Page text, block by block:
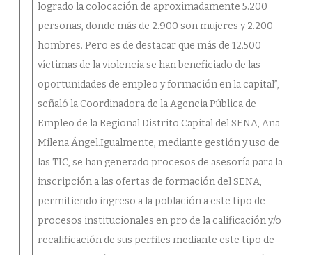
logrado la colocación de aproximadamente 5.200
personas, donde más de 2.900 son mujeres y 2.200
hombres. Pero es de destacar que más de 12.500
víctimas de la violencia se han beneficiado de las
oportunidades de empleo y formación en la capital”,
señaló la Coordinadora de la Agencia Pública de
Empleo de la Regional Distrito Capital del SENA, Ana
Milena Ángel.Igualmente, mediante gestión y uso de
las TIC, se han generado procesos de asesoría para la
inscripción a las ofertas de formación del SENA,
permitiendo ingreso a la población a este tipo de
procesos institucionales en pro de la calificación y/o
recalificación de sus perfiles mediante este tipo de